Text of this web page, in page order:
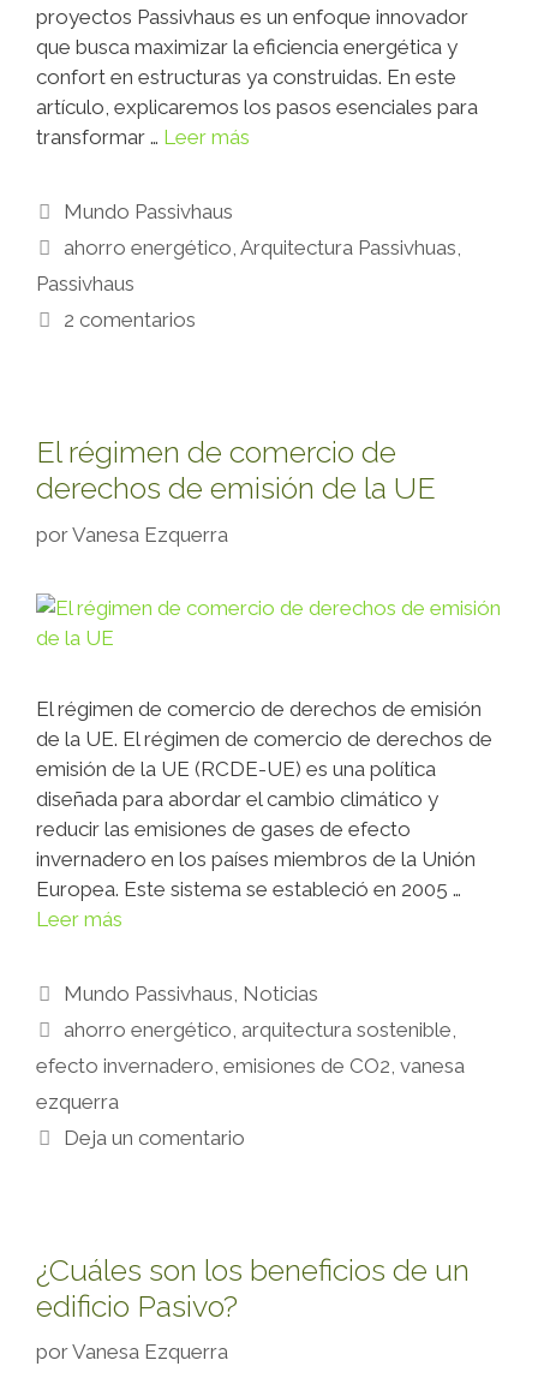
proyectos Passivhaus es un enfoque innovador
que busca maximizar la eficiencia energética y
confort en estructuras ya construidas. En este
artículo, explicaremos los pasos esenciales para
transformar … Leer más
Mundo Passivhaus
ahorro energético,Arquitectura Passivhuas,
Passivhaus
2 comentarios
El régimen de comercio de
derechos de emisión de la UE
porVanesa Ezquerra
El régimen de comercio de derechos de emisión
de la UE. El régimen de comercio de derechos de
emisión de la UE (RCDE-UE) es una política
diseñada para abordar el cambio climático y
reducir las emisiones de gases de efecto
invernadero en los países miembros de la Unión
Europea. Este sistema se estableció en 2005 …
Leer más
Mundo Passivhaus Noticias
ahorro energético arquitectura sostenible
efecto invernadero emisiones de CO2 vanesa
ezquerra
Deja un comentario
¿Cuáles son los beneficios de un
edificio Pasivo?
porVanesa Ezquerra